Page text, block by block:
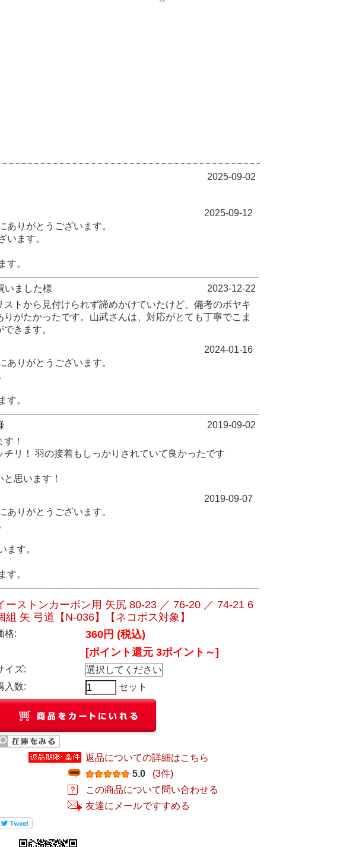
2025-09-02
2025-09-12
ありがとうございます。
います。
す。
いました様
2023-12-22
トから見付けられず諦めかけていたけど、備考のボヤキ
がたかったです。山武さんは、対応がとても丁寧でこま
きます。
2024-01-16
ありがとうございます。
す。
2019-09-02
！
リ！ 羽の接着もしっかりされていて良かったです
思います！
2019-09-07
ありがとうございます。
ます。
す。
ーストンカーボン用 矢尻 80-23 ／ 76-20 ／ 74-21 6
組 矢 弓道【N-036】【ネコポス対象】
格:
360円 (税込)
[ポイント還元 3ポイント～]
イズ:
入数:
セット
返品についての詳細はこちら
5.0
(3件)
この商品について問い合わせる
友達にメールですすめる